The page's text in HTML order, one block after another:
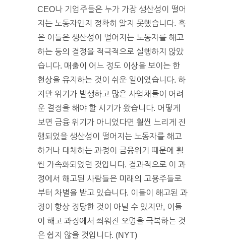
CEO나 기업주들은 누가 가장 생산성이 떨어
지는 노동자인지 정확히 알지 못했습니다. 혹
은 이들은 생산성이 떨어지는 노동자를 해고
하는 등의 결정을 적극적으로 실행하지 않았
습니다. 매출이 어느 정도 이상을 보이는 한
현상을 유지하는 것이 쉬운 일이었습니다. 하
지만 위기가 발생하고 많은 사업채들이 어려
운 결정을 해야 할 시기가 왔습니다. 어떻게
보면 금융 위기가 아니었다면 훨씬 느리게 진
행되었을 생산성이 떨어지는 노동자를 해고
하거나 대체하는 과정이 금융위기 때문에 훨
씬 가속화되었던 것입니다. 결과적으로 이 과
정에서 해고된 사람들은 미래의 고용주들로
부터 차별을 받고 있습니다. 이들이 해고된 과
정이 항상 정당한 것이 아닐 수 있지만, 이들
이 해고 과정에서 씌워진 오명을 극복하는 것
은 쉽지 않을 것입니다. (NYT)